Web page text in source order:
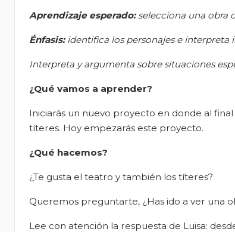
Aprendizaje esperado:selecciona una obra
Énfasis: identifica los personajes e
Interpreta y argumenta sobre situaciones
¿Qué vamos a aprender?
Iniciarás un nuevo proyecto en donde al
títeres. Hoy empezarás este proyecto.
¿Qué hacemos?
¿Te gusta el teatro y también los títeres?
Queremos preguntarte, ¿Has ido a ver una
Lee con atención la respuesta de Luisa: